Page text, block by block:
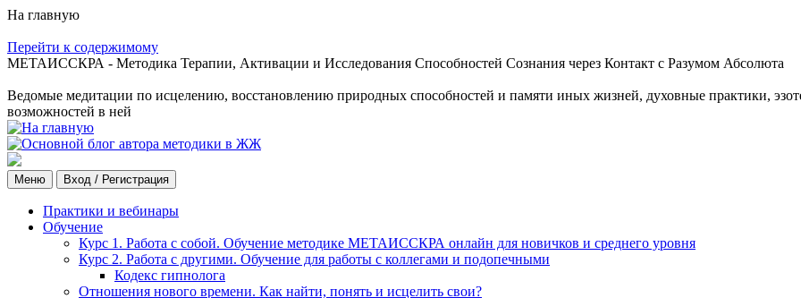
На главную
Перейти к содержимому
МЕТАИССКРА - Методика Терапии, Активации и Исследования Способностей Сознания через Контакт с Разумом Абсолюта
Ведомые медитации по исцелению, восстановлению природных способностей и памяти иных жизней, духовные практики,
возможностей в ней
Меню Вход / Регистрация
Практики и вебинары
Обучение
Курс 1. Работа с собой. Обучение методике МЕТАИССКРА онлайн для новичков и среднего уровня
Курс 2. Работа с другими. Обучение для работы с коллегами и подопечными
Кодекс гипнолога
Отношения нового времени. Как найти, понять и исцелить свои?